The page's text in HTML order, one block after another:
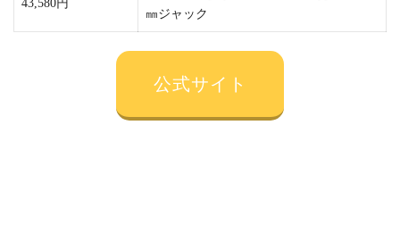
43,580円
㎜ジャック
公式サイト